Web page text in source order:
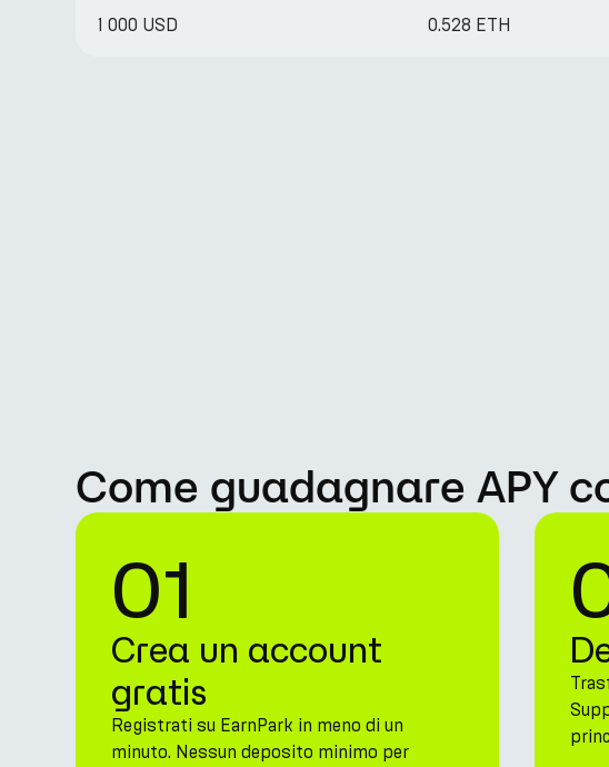
1 000 USD 0.528 ETH
Come guadagnare APY
01
Crea un account
gratis
Registrati su EarnPark in meno di un
minuto. Nessun deposito minimo per